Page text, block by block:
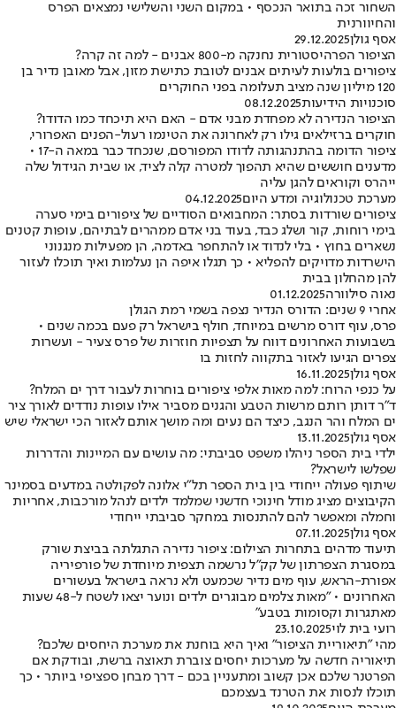
השחור זכה בתואר הנכסף • במקום השני והשלישי נמצאים הפרס
והחיוורנית
אסף גולן29.12.2025
הציפור הפרהיסטורית נחנקה מ-800 אבנים - למה זה קרה?
ציפורים בולעות לעיתים אבנים לטובת כתישת מזון, אבל מאובן נדיר בן
120 מיליון שנה מציב תעלומה בפני החוקרים
סוכנויות הידיעות08.12.2025
הציפור הנדירה לא מפחדת מבני אדם - האם היא תיכחד כמו הדודו?
חוקרים ברזילאים גילו רק לאחרונה את הטינמו רעול-הפנים האפרורי,
ציפור הדומה בהתנהגותה לדודו המפורסם, שנכחד כבר במאה ה-17 •
מדענים חוששים שהיא תהפוך למטרה קלה לציד, או שבית הגידול שלה
ייהרס וקוראים להגן עליה
מערכת טכנולוגיה ומדע היום04.12.2025
ציפורים שורדות בסתר: המחבואים הסודיים של ציפורים בימי סערה
בימי רוחות, קור ושלג כבד, בעוד בני אדם ממהרים לבתיהם, עופות קטנים
נשארים בחוץ • בלי לנדוד או להתחפר באדמה, הן מפעילות מנגנוני
הישרדות מדויקים להפליא • כך תגלו איפה הן נעלמות ואיך תוכלו לעזור
להן מהחלון בבית
נאוה סילוורה01.12.2025
אחרי 9 שנים: הדורס הנדיר נצפה בשמי רמת הגולן
פרס, עוף דורס מרשים במיוחד, חולף בישראל רק פעם בכמה שנים •
בשבועות האחרונים דווח על תצפיות חוזרות של פרס צעיר - ועשרות
צפרים הגיעו לאזור בתקווה לחזות בו
אסף גולן16.11.2025
על כנפי הרוח: למה מאות אלפי ציפורים בוחרות לעבור דרך ים המלח?
ד"ר דותן רותם מרשות הטבע והגנים מסביר אילו עופות נודדים לאורך ציר
ים המלח והר הנגב, כיצד הם נעים ומה מושך אותם לאזור הכי ישראלי שיש
אסף גולן13.11.2025
ילדי בית הספר ניהלו משפט סביבתי: מה עושים עם המיינות והדררות
שפלשו לישראל?
שיתוף פעולה ייחודי בין בית הספר תל"י אלונה לפקולטה במדעים בסמינר
הקיבוצים מציג מודל חינוכי חדשני שמלמד ילדים לנהל מורכבות, אחריות
וחמלה ומאפשר להם להתנסות במחקר סביבתי ייחודי
אסף גולן07.11.2025
תיעוד מדהים בתחרות הצילום: ציפור נדירה התגלתה בביצת שורק
במסגרת הצפרתון של קק"ל נרשמה תצפית מיוחדת של פורפיריה
אפורת-הראש, עוף מים נדיר שכמעט ולא נראה בישראל בעשורים
האחרונים • "מאות צלמים מבוגרים ילדים ונוער יצאו לשטח ל-48 שעות
מאתגרות וקסומות בטבע"
רועי בית לוי23.10.2025
מהי "תיאוריית הציפור" ואיך היא בוחנת את מערכת היחסים שלכם?
תיאוריה חדשה על מערכות יחסים צוברת תאוצה ברשת, ובודקת אם
הפרטנר שלכם אכן קשוב ומתעניין בכם - דרך מבחן ספציפי ביותר • כך
תוכלו לנסות את הטרנד בעצמכם